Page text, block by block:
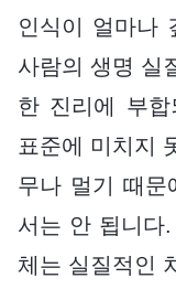
인식이 얼마나
사람의 생명 실
한 진리에 부
표준에 미치지
무나 멀기 때문
서는 안 됩니다
체는 실질적인